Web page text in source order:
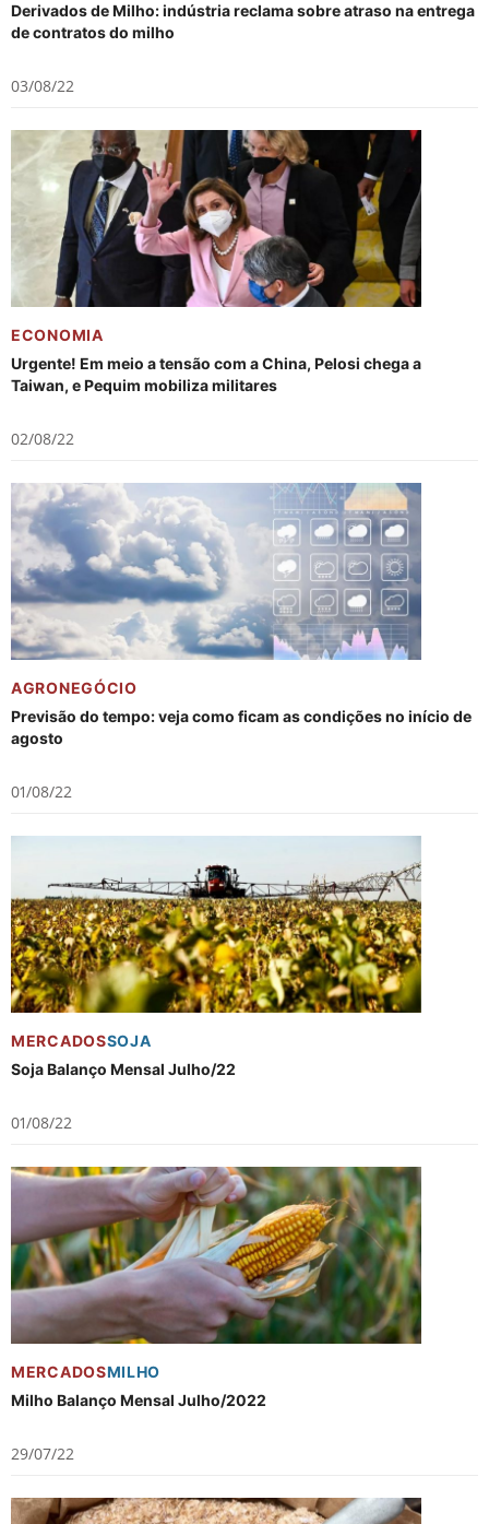
Derivados de Milho: indústria reclama sobre atraso na entrega
de contratos do milho
03/08/22
ECONOMIA
Urgente! Em meio a tensão com a China, Pelosi chega a
Taiwan, e Pequim mobiliza militares
02/08/22
AGRONEGÓCIO
Previsão do tempo: veja como ficam as condições no início de
agosto
01/08/22
MERCADOSSOJA
Soja Balanço Mensal Julho/22
01/08/22
MERCADOSMILHO
Milho Balanço Mensal Julho/2022
29/07/22